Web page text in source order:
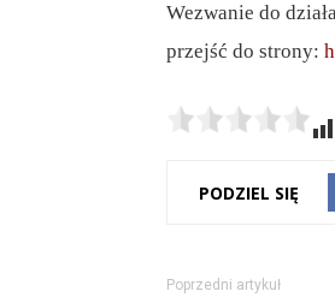
Wezwanie do
przejść do strony:
PODZIEL SIĘ
Poprzedni artykuł